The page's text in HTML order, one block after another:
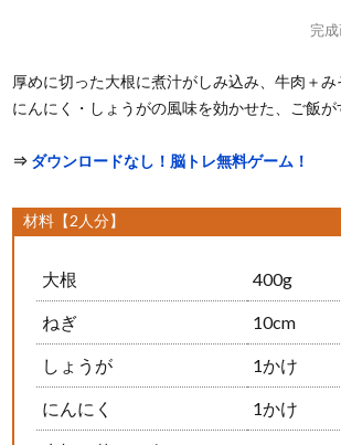
完
厚めに切った大根に煮汁がしみ込み、牛肉＋み
にんにく・しょうがの風味を効かせた、ご飯が
⇒ ダウンロードなし！脳トレ無料ゲーム！
材料【2人分】
大根 400g
ねぎ 10cm
しょうが 1かけ
にんにく 1かけ